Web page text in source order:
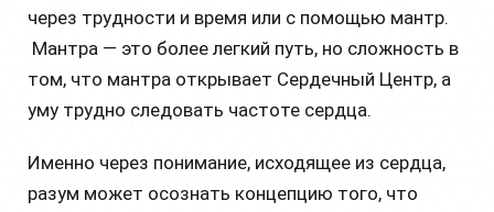
через трудности и время или с помощью мантр.
Мантра — это более легкий путь, но сложность в
том, что мантра открывает Сердечный Центр, а
уму трудно следовать частоте сердца.
Именно через понимание, исходящее из сердца,
разум может осознать концепцию того, что